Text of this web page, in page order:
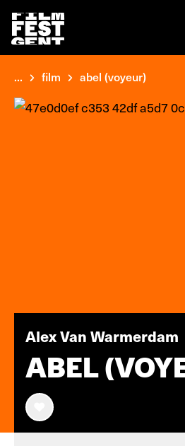
... film abel (voyeur)
Alex Van Warmerdam
ABEL